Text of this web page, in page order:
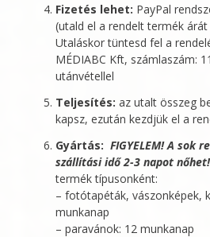
Fizetés lehet: PayPal
(utald el a rendelt termék árát
Utaláskor tüntesd fel a
MÉDIABC Kft, számlaszám:
utánvétellel
Teljesítés: az utalt összeg
kapsz, ezután kezdjük el a
Gyártás: FIGYELEM! A sok
szállítási idő 2-3 napot nőhet!
termék típusonként:
– fotótapéták, vászonképek,
munkanap
– paravánok: 12 munkanap